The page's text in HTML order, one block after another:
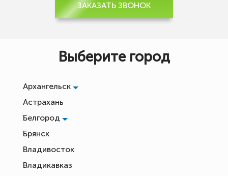
ЗАКАЗАТЬ ЗВОНОК
Выберите город
Архангельск
Астрахань
Белгород
Брянск
Владивосток
Владикавказ